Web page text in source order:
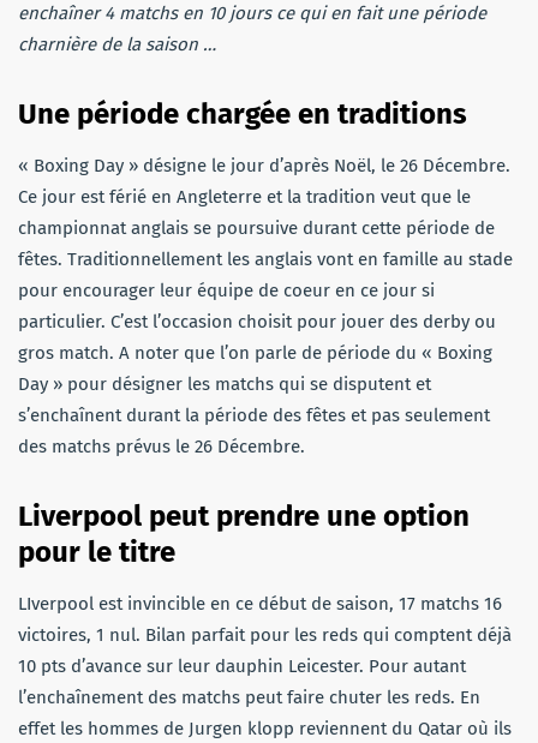
enchaîner 4 matchs en 10 jours ce qui en fait une période
charnière de la saison …
Une période chargée en traditions
« Boxing Day » désigne le jour d’après Noël, le 26 Décembre.
Ce jour est férié en Angleterre et la tradition veut que le
championnat anglais se poursuive durant cette période de
fêtes. Traditionnellement les anglais vont en famille au stade
pour encourager leur équipe de coeur en ce jour si
particulier. C’est l’occasion choisit pour jouer des derby ou
gros match. A noter que l’on parle de période du « Boxing
Day » pour désigner les matchs qui se disputent et
s’enchaînent durant la période des fêtes et pas seulement
des matchs prévus le 26 Décembre.
Liverpool peut prendre une option
pour le titre
LIverpool est invincible en ce début de saison, 17 matchs 16
victoires, 1 nul. Bilan parfait pour les reds qui comptent déjà
10 pts d’avance sur leur dauphin Leicester. Pour autant
l’enchaînement des matchs peut faire chuter les reds. En
effet les hommes de Jurgen klopp reviennent du Qatar où ils